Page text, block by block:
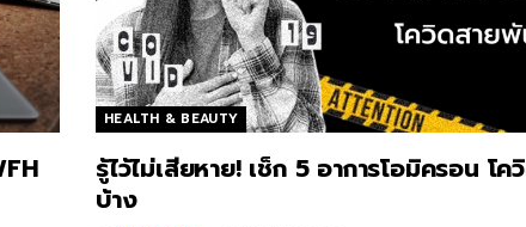
HEALTH & BEAUTY
รู้ไว้ไม่เสียหาย! เช็ก 5 อาการโอมิครอน โ
บ้าง